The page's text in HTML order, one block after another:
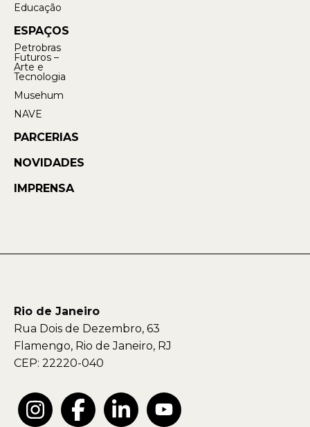
Educação
ESPAÇOS
Petrobras
Futuros –
Arte e
Tecnologia
Musehum
NAVE
PARCERIAS
NOVIDADES
IMPRENSA
Rio de Janeiro
Rua Dois de Dezembro, 63
Flamengo, Rio de Janeiro, RJ
CEP: 22220-040